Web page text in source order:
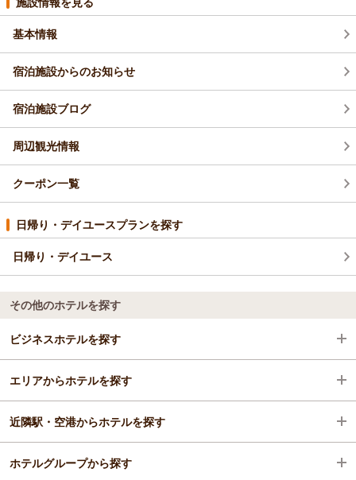
基本情報
宿泊施設からのお知らせ
宿泊施設ブログ
周辺観光情報
クーポン一覧
日帰り・デイユースプランを探す
日帰り・デイユース
その他のホテルを探す
ビジネスホテルを探す
静岡県
熱海
熱海
エリアからホテルを探す
静岡県
熱海
近隣駅・空港からホテルを探す
熱海駅
ホテルグループから探す